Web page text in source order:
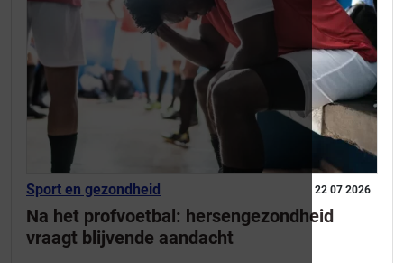
22 07 2026
Sport en gezondheid
Na het profvoetbal: hersengezondheid
vraagt blijvende aandacht